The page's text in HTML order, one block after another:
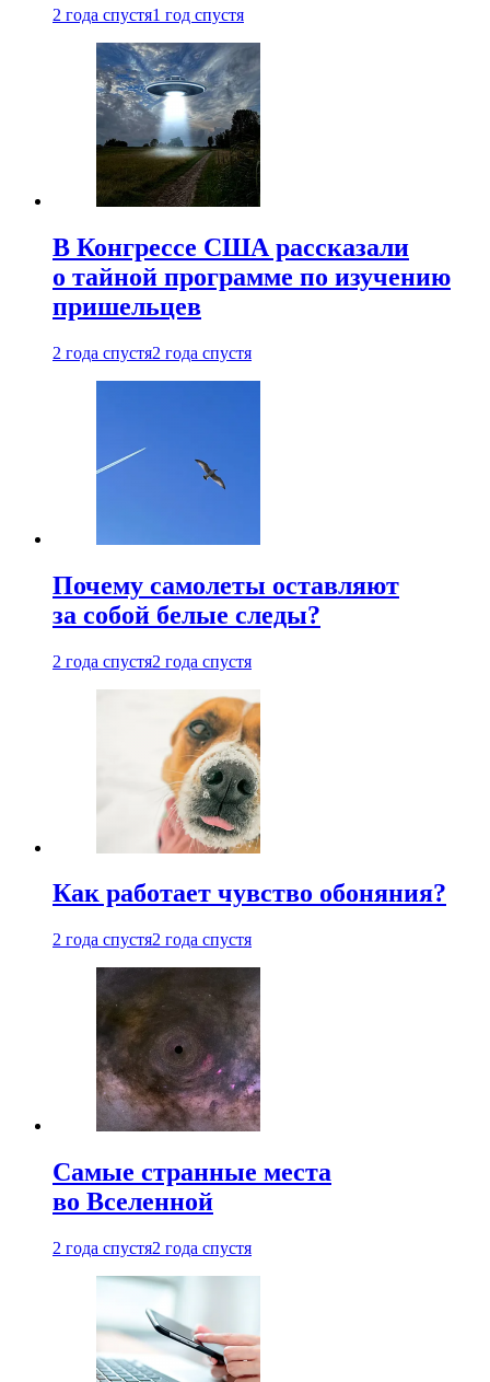
2 года спустя1 год спустя
В Конгрессе США рассказали
о тайной программе по изучению
пришельцев
2 года спустя2 года спустя
Почему самолеты оставляют
за собой белые следы?
2 года спустя2 года спустя
Как работает чувство обоняния?
2 года спустя2 года спустя
Самые странные места
во Вселенной
2 года спустя2 года спустя